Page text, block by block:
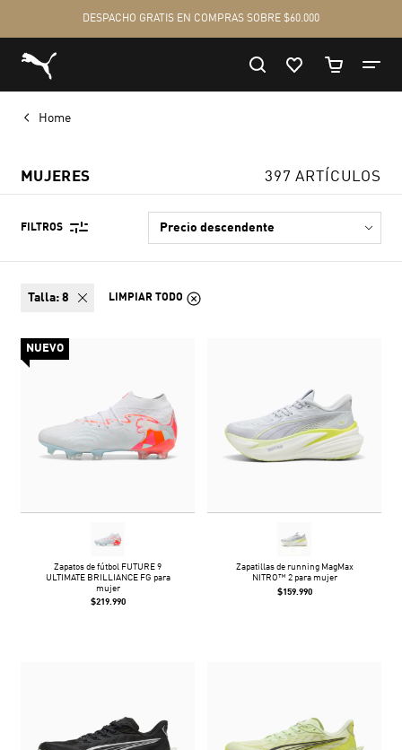
Home
MUJERES 397 ARTÍCULOS
FILTROS
talla: 8 LIMPIAR TODO
NUEVO
Zapatos de fútbol FUTURE 9
ULTIMATE BRILLIANCE FG para
mujer
$219.990
Zapatillas de running MagMax
NITRO™ 2 para mujer
$159.990